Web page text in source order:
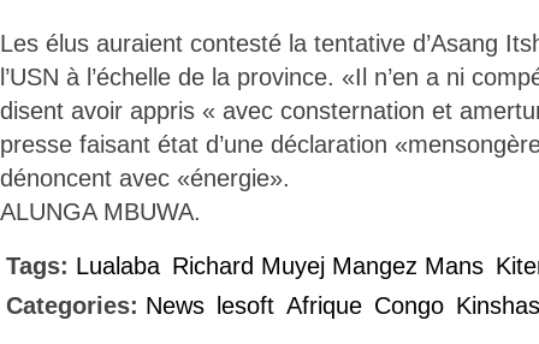
Les élus auraient contesté la tentative d’Asang
l’USN à l’échelle de la province. «Il n’en a ni
disent avoir appris « avec consternation et
presse faisant état d’une déclaration
dénoncent avec «énergie».
ALUNGA MBUWA.
Tags: Lualaba Richard Muyej Mangez Mans
Categories: News lesoft Afrique Congo